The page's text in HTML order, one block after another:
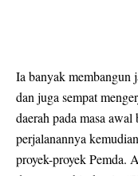
Ia banyak membangun
dan juga sempat
daerah pada masa
perjalanannya
proyek-proyek Pemda.